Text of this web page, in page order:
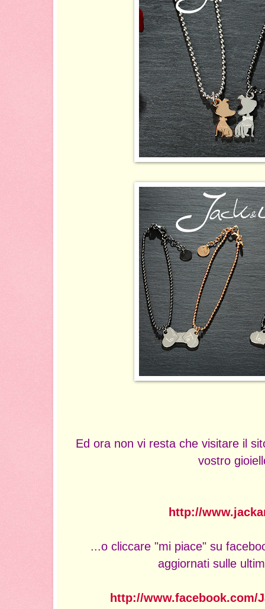
Ed ora non vi resta che visitare il
vostro
http://
...o cliccare "mi piace" su
aggiornati sulle
http://www.facebook.com/